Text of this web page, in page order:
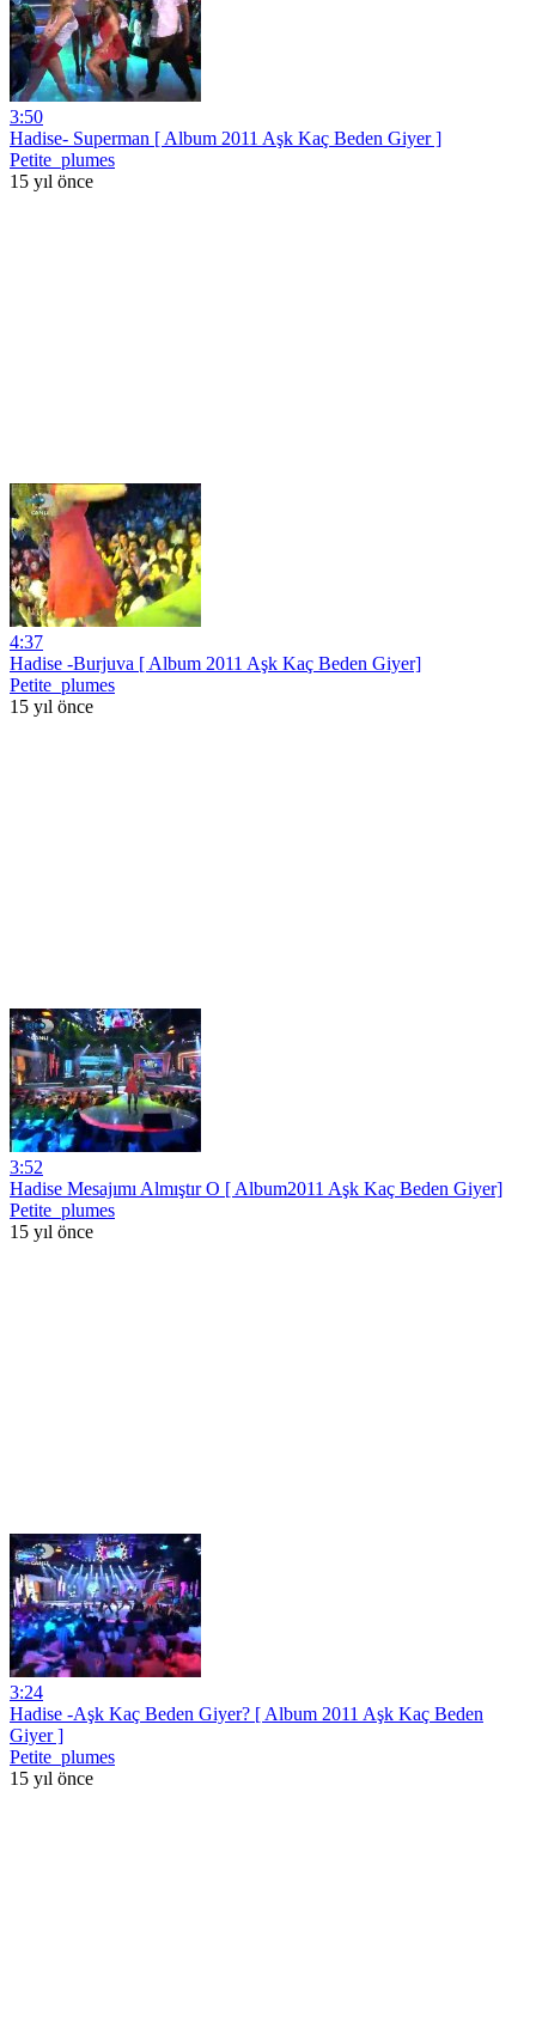
3:50
Hadise- Superman [ Album 2011 Aşk Kaç Beden Giyer ]
Petite_plumes
15 yıl önce
4:37
Hadise -Burjuva [ Album 2011 Aşk Kaç Beden Giyer]
Petite_plumes
15 yıl önce
3:52
Hadise Mesajımı Almıştır O [ Album2011 Aşk Kaç Beden Giyer]
Petite_plumes
15 yıl önce
3:24
Hadise -Aşk Kaç Beden Giyer? [ Album 2011 Aşk Kaç Beden
Giyer ]
Petite_plumes
15 yıl önce